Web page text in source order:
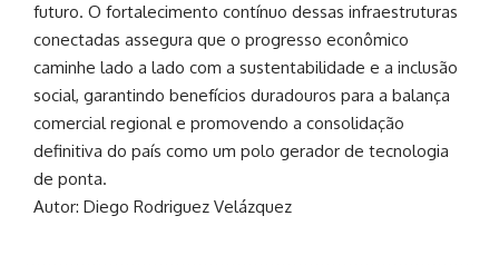
futuro. O fortalecimento contínuo dessas infraestruturas
conectadas assegura que o progresso econômico
caminhe lado a lado com a sustentabilidade e a inclusão
social, garantindo benefícios duradouros para a balança
comercial regional e promovendo a consolidação
definitiva do país como um polo gerador de tecnologia
de ponta.
Autor: Diego Rodriguez Velázquez